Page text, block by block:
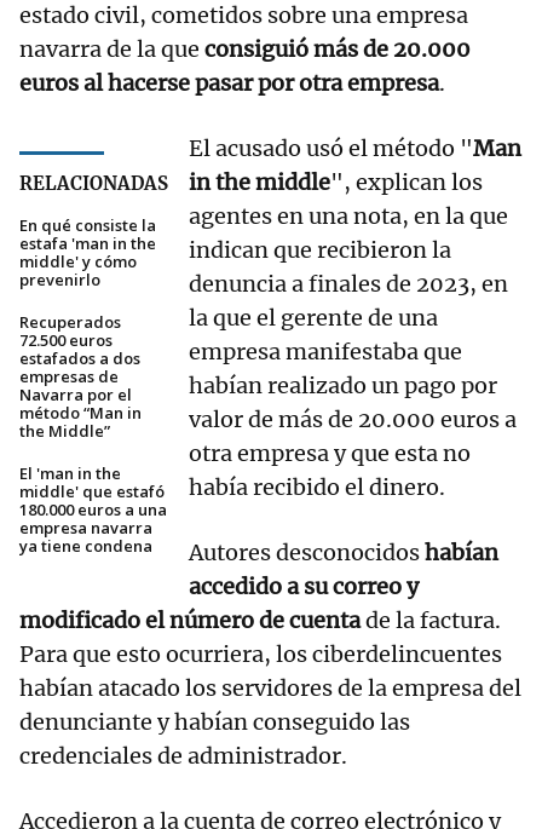
estado civil, cometidos sobre una empresa
navarra de la que consiguió más de 20.000
euros al hacerse pasar por otra empresa.
RELACIONADAS
En qué consiste la
estafa 'man in the
middle' y cómo
prevenirlo
Recuperados
72.500 euros
estafados a dos
empresas de
Navarra por el
método “Man in
the Middle”
El 'man in the
middle' que estafó
180.000 euros a una
empresa navarra
ya tiene condena
El acusado usó el método "Man
in the middle", explican los
agentes en una nota, en la que
indican que recibieron la
denuncia a finales de 2023, en
la que el gerente de una
empresa manifestaba que
habían realizado un pago por
valor de más de 20.000 euros a
otra empresa y que esta no
había recibido el dinero.
Autores desconocidoshabían
accedido a su correo y
modificado el número de cuentade la factura.
Para que esto ocurriera, los ciberdelincuentes
habían atacado los servidores de la empresa del
denunciante y habían conseguido las
credenciales de administrador.
Accedieron a la cuenta de correo electrónico y